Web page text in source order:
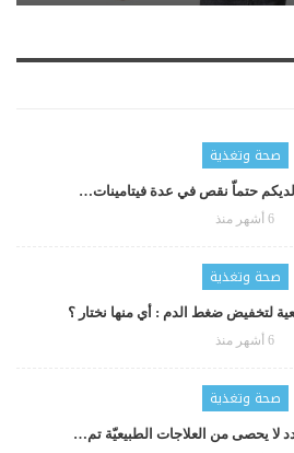
صحة وتغذية
حتماّ نقص في عدة فيتامينات…
6 أشهر منذ
صحة وتغذية
لتخفيض ضغط الدم : أي منها نختار ؟
6 أشهر منذ
صحة وتغذية
لا يحصى من العلاجات الطبيعيّة تم…